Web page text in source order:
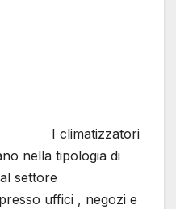
I climatizzatori
nella tipologia di
settore
uffici , negozi e